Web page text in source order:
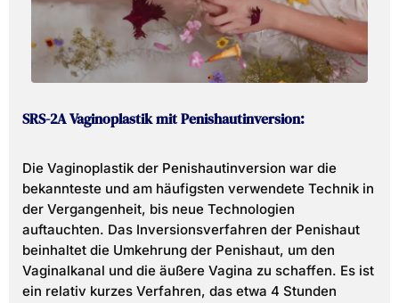
SRS-2A Vaginoplastik mit Penishautinversion:
Die Vaginoplastik der Penishautinversion war die
bekannteste und am häufigsten verwendete Technik in
der Vergangenheit, bis neue Technologien
auftauchten. Das Inversionsverfahren der Penishaut
beinhaltet die Umkehrung der Penishaut, um den
Vaginalkanal und die äußere Vagina zu schaffen. Es ist
ein relativ kurzes Verfahren, das etwa 4 Stunden